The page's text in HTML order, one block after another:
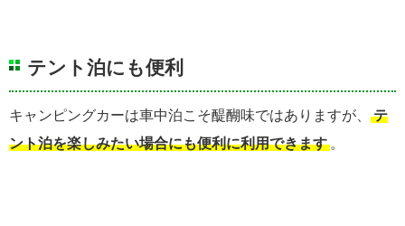
テント泊にも便利
キャンピングカーは車中泊こそ醍醐味ではありますが、
テ
ント泊を楽しみたい場合にも便利に利用できます 。